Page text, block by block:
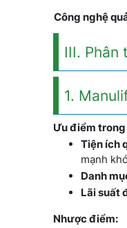
Công nghệ
III. Phân
1.
Ưu điểm
Tiện ích
mạnh
Danh
Lãi suất
Nhược điểm: